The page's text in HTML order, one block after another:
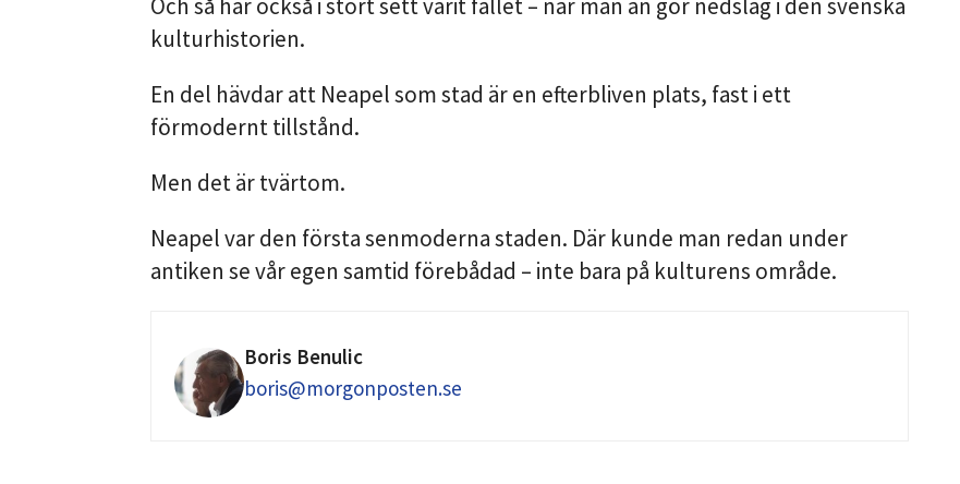
Och så har också i stort sett varit fallet – när man än gör nedslag i den svenska
kulturhistorien.
En del hävdar att Neapel som stad är en efterbliven plats, fast i ett
förmodernt tillstånd.
Men det är tvärtom.
Neapel var den första senmoderna staden. Där kunde man redan under
antiken se vår egen samtid förebådad – inte bara på kulturens område.
Boris Benulic
boris@morgonposten.se